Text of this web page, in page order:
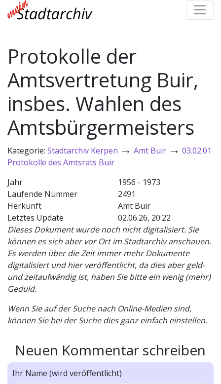
Protokolle der
Amtsvertretung Buir,
insbes. Wahlen des
Amtsbürgermeisters
Kategorie: Stadtarchiv Kerpen → Amt Buir → 03.02.01
Protokolle des Amtsrats Buir
Jahr
1956 - 1973
Laufende Nummer
2491
Herkunft
Amt Buir
Letztes Update
02.06.26, 20:22
Dieses Dokument wurde noch nicht digitalisiert. Sie
können es sich aber vor Ort im Stadtarchiv anschauen.
Es werden über die Zeit immer mehr Dokumente
digitalisiert und hier veröffentlicht, da dies aber geld-
und zeitaufwändig ist, haben Sie bitte ein wenig (mehr)
Geduld.
Wenn Sie auf der Suche nach Online-Medien sind,
können Sie bei der Suche dies ganz einfach einstellen.
Neuen Kommentar schreiben
Ihr Name (wird veröffentlicht)